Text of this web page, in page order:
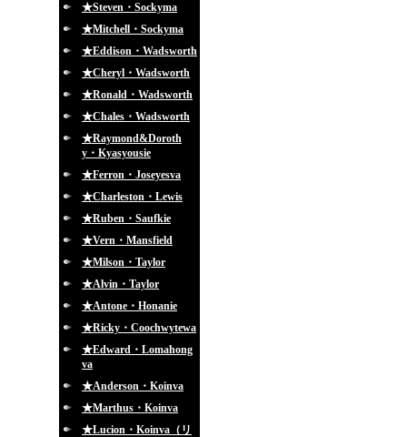
★Steven・Sockyma
★Mitchell・Sockyma
★Eddison・Wadsworth
★Cheryl・Wadsworth
★Ronald・Wadsworth
★Chales・Wadsworth
★Raymond&Doroth
y・Kyasyousie
★Ferron・Joseyesva
★Charleston・Lewis
★Ruben・Saufkie
★Vern・Mansfield
★Milson・Taylor
★Alvin・Taylor
★Antone・Honanie
★Ricky・Coochwytewa
★Edward・Lomahong
va
★Anderson・Koinva
★Marthus・Koinva
★Lucion・Koinva（リ